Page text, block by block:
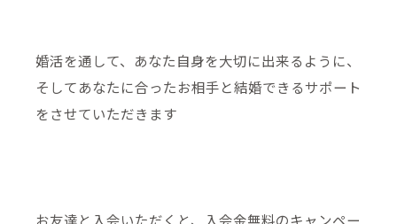
婚活を通して、あなた自身を大切に出来るように、
そしてあなたに合ったお相手と結婚できるサポート
をさせていただきます
お友達と入会いただくと、入会金無料のキャンペー